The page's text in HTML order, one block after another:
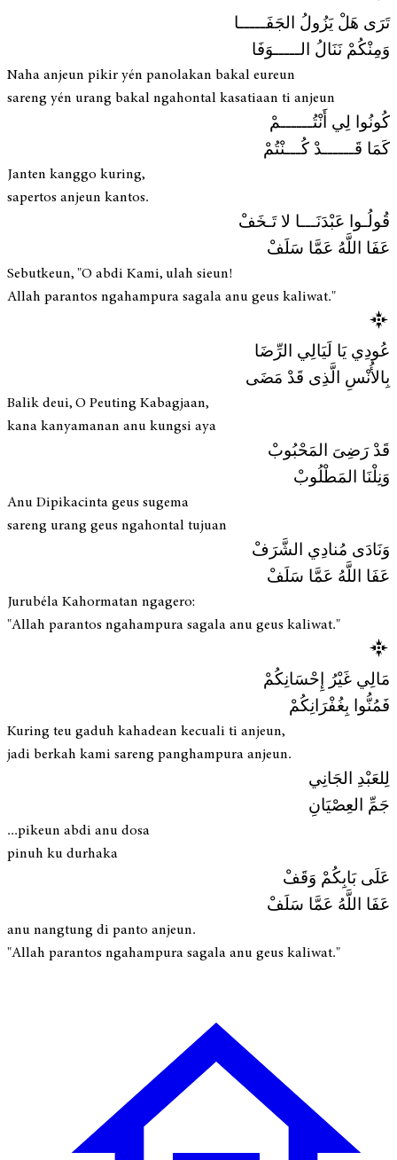
تَرَى هَلْ يَزُولُ الجَفَـــــا
وَمِنْكُمْ نَنَالُ الـــــوَفَا
Naha anjeun pikir yén panolakan bakal eureun
sareng yén urang bakal ngahontal kasatiaan ti anjeun
كُونُوا لِي أَنْتُــــــمْ
كَمَا قَــــــدْ كُـــنْتُمْ
Janten kanggo kuring,
sapertos anjeun kantos.
قُولُـوا عَبْدَنَـــا لا تَـخَفْ
عَفَا اللَّهُ عَمَّا سَلَفْ
Sebutkeun, "O abdi Kami, ulah sieun!
Allah parantos ngahampura sagala anu geus kaliwat."
عُودِي يَا لَيَالِي الرِّضَا
بِالأُنْسِ الَّذِى قَدْ مَضَى
Balik deui, O Peuting Kabagjaan,
kana kanyamanan anu kungsi aya
قَدْ رَضِىَ المَحْبُوبْ
وَنِلْنَا المَطْلُوبْ
Anu Dipikacinta geus sugema
sareng urang geus ngahontal tujuan
وَنَادَى مُنادِي الشَّرَفْ
عَفَا اللَّهُ عَمَّا سَلَفْ
Jurubéla Kahormatan ngagero:
"Allah parantos ngahampura sagala anu geus kaliwat."
مَالِي غَيْرُ إِحْسَانِكُمْ
فَمُنُّوا بِغُفْرَانِكُمْ
Kuring teu gaduh kahadean kecuali ti anjeun,
jadi berkah kami sareng panghampura anjeun.
لِلعَبْدِ الجَانِي
جَمِّ العِصْيَانِ
...pikeun abdi anu dosa
pinuh ku durhaka
عَلَى بَابِكُمْ وَقَفْ
عَفَا اللَّهُ عَمَّا سَلَفْ
anu nangtung di panto anjeun.
"Allah parantos ngahampura sagala anu geus kaliwat."